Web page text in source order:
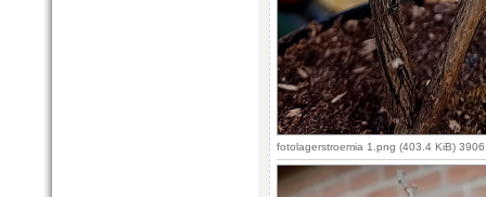
fotolagerstroemia 1.png (403.4 KiB)